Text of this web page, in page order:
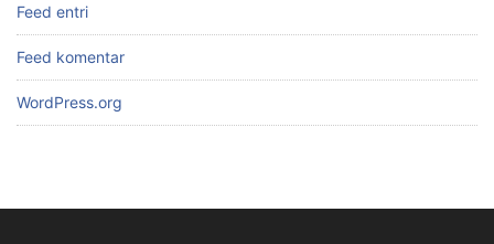
Feed entri
Feed komentar
WordPress.org